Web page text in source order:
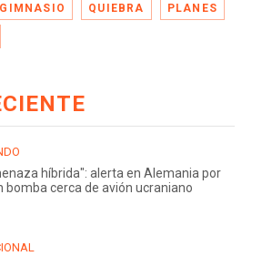
GIMNASIO QUIEBRA PLANES
híbrida": alerta en Alemania por
bomba cerca de avión ucraniano